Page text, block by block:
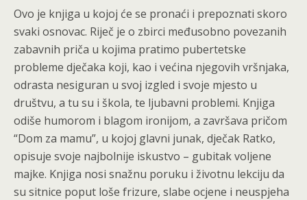
Ovo je knjiga u kojoj će se pronaći i prepoznati skoro
svaki osnovac. Riječ je o zbirci međusobno povezanih
zabavnih priča u kojima pratimo pubertetske
probleme dječaka koji, kao i većina njegovih vršnjaka,
odrasta nesiguran u svoj izgled i svoje mjesto u
društvu, a tu su i škola, te ljubavni problemi. Knjiga
odiše humorom i blagom ironijom, a završava pričom
“Dom za mamu”, u kojoj glavni junak, dječak Ratko,
opisuje svoje najbolnije iskustvo – gubitak voljene
majke. Knjiga nosi snažnu poruku i životnu lekciju da
su sitnice poput loše frizure, slabe ocjene i neuspjeha